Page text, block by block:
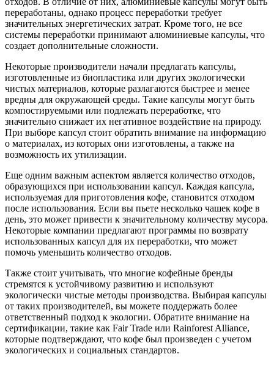
переработаны, однако процесс переработки требует
значительных энергетических затрат. Кроме того, не все
системы переработки принимают алюминиевые капсулы, что
создает дополнительные сложности.
Некоторые производители начали предлагать капсулы,
изготовленные из биопластика или других экологически
чистых материалов, которые разлагаются быстрее и менее
вредны для окружающей среды. Такие капсулы могут быть
компостируемыми или подлежать переработке, что
значительно снижает их негативное воздействие на природу.
При выборе капсул стоит обратить внимание на информацию
о материалах, из которых они изготовлены, а также на
возможность их утилизации.
Еще одним важным аспектом является количество отходов,
образующихся при использовании капсул. Каждая капсула,
используемая для приготовления кофе, становится отходом
после использования. Если вы пьете несколько чашек кофе в
день, это может привести к значительному количеству мусора.
Некоторые компании предлагают программы по возврату
использованных капсул для их переработки, что может
помочь уменьшить количество отходов.
Также стоит учитывать, что многие кофейные бренды
стремятся к устойчивому развитию и используют
экологически чистые методы производства. Выбирая капсулы
от таких производителей, вы можете поддержать более
ответственный подход к экологии. Обратите внимание на
сертификации, такие как Fair Trade или Rainforest Alliance,
которые подтверждают, что кофе был произведен с учетом
экологических и социальных стандартов.